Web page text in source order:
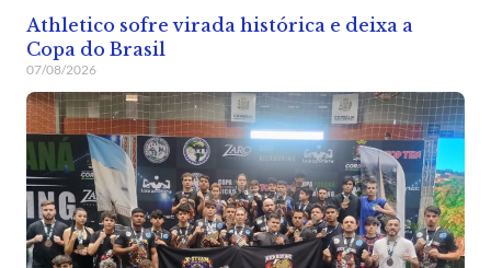
Athletico sofre virada histórica e deixa a
Copa do Brasil
07/08/2026